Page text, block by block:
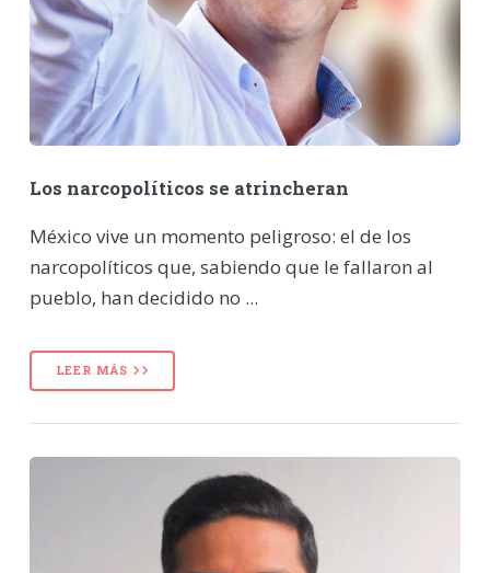
Los narcopolíticos se atrincheran
México vive un momento peligroso: el de los
narcopolíticos que, sabiendo que le fallaron al
pueblo, han decidido no ...
LEER MÁS